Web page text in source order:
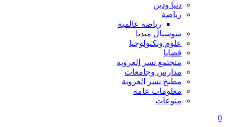
دنيا ودين
رياضة
رياضة عالمية
سوشيال ميديا
علوم وتكنولوجيا
قضايا
متجتمع نسر العروبه
مدارس وجامعات
مطبخ نسر العروبة
معلومات عامه
منوعات
0